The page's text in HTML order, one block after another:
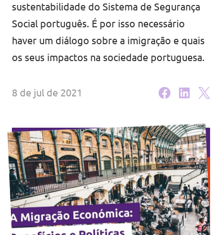
Junta-te ao Volt!
Fazer donativo
Contactos
sustentabilidade do Sistema de Segurança
Social português. É por isso necessário
haver um diálogo sobre a imigração e quais
os seus impactos na sociedade portuguesa.
8 de jul de 2021